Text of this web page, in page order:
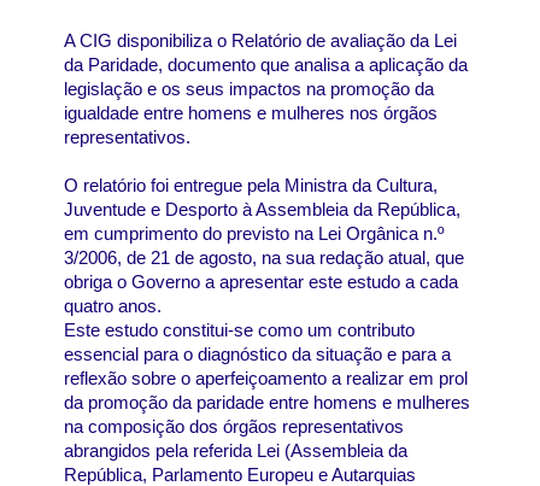
A CIG disponibiliza o Relatório de avaliação da Lei
da Paridade, documento que analisa a aplicação da
legislação e os seus impactos na promoção da
igualdade entre homens e mulheres nos órgãos
representativos.
O relatório foi entregue pela Ministra da Cultura,
Juventude e Desporto à Assembleia da República,
em cumprimento do previsto na Lei Orgânica n.º
3/2006, de 21 de agosto, na sua redação atual, que
obriga o Governo a apresentar este estudo a cada
quatro anos.
Este estudo constitui-se como um contributo
essencial para o diagnóstico da situação e para a
reflexão sobre o aperfeiçoamento a realizar em prol
da promoção da paridade entre homens e mulheres
na composição dos órgãos representativos
abrangidos pela referida Lei (Assembleia da
República, Parlamento Europeu e Autarquias